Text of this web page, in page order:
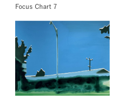
Focus Chart 7